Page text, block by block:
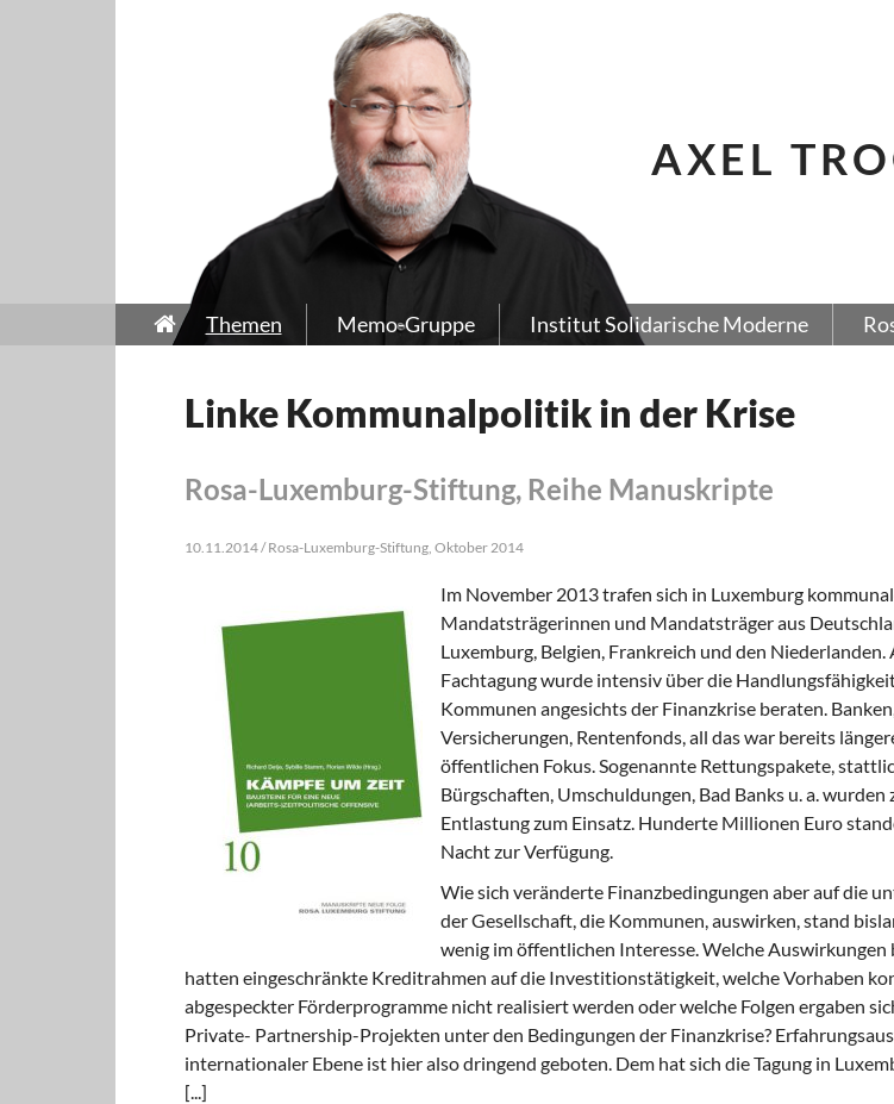
AXEL
Themen Memo-Gruppe Institut Solidarische Moderne
Linke Kommunalpolitik in der Krise
Rosa-Luxemburg-Stiftung, Reihe Manuskripte
10.11.2014 / Rosa-Luxemburg-Stiftung, Oktober 2014
Im November 2013 trafen sich in Luxemburg
Mandatsträgerinnen und Mandatsträger aus
Luxemburg, Belgien, Frankreich und den Niederlanden.
Fachtagung wurde intensiv über die
Kommunen angesichts der Finanzkrise beraten.
Versicherungen, Rentenfonds, all das war bereits
öffentlichen Fokus. Sogenannte Rettungspakete,
Bürgschaften, Umschuldungen, Bad Banks u. a. wurden
Entlastung zum Einsatz. Hunderte Millionen Euro
Nacht zur Verfügung.
Wie sich veränderte Finanzbedingungen aber auf die
der Gesellschaft, die Kommunen, auswirken, stand
wenig im öffentlichen Interesse. Welche Auswirkungen
hatten eingeschränkte Kreditrahmen auf die Investitionstätigkeit, welche Vorhaben
abgespeckter Förderprogramme nicht realisiert werden oder welche Folgen ergaben
Private- Partnership-Projekten unter den Bedingungen der Finanzkrise?
internationaler Ebene ist hier also dringend geboten. Dem hat sich die Tagung in
[...]